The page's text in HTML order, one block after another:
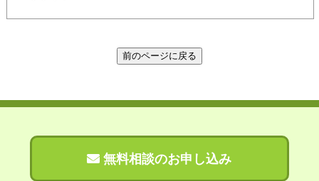
無料相談のお申し込み